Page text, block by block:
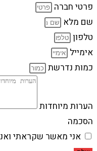
פרטי חברה
שם מלא
טלפון
אימייל
כמות נדרשת
הערות מיוחדות
הסכמה
אני מאשר שקראתי